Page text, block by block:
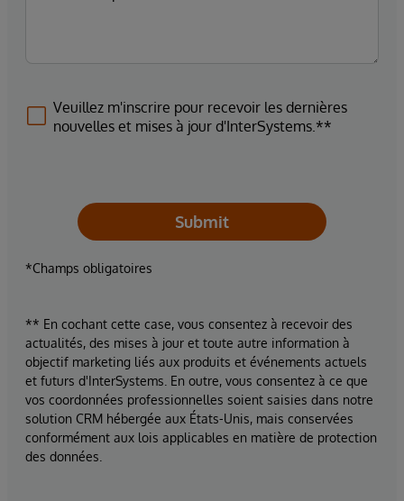
Veuillez m'inscrire pour recevoir les dernières
nouvelles et mises à jour d'InterSystems.**
Submit
*Champs obligatoires
** En cochant cette case, vous consentez à recevoir des
actualités, des mises à jour et toute autre information à
objectif marketing liés aux produits et événements actuels
et futurs d'InterSystems. En outre, vous consentez à ce que
vos coordonnées professionnelles soient saisies dans notre
solution CRM hébergée aux États-Unis, mais conservées
conformément aux lois applicables en matière de protection
des données.